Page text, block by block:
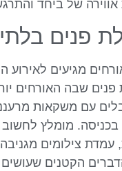
אווירה של ביחד
פנים
מגיעים לאירוע
פנים שבה האורחים
עם משקאות
מומלץ לחשוב
עמדת צילומים
הקטנים